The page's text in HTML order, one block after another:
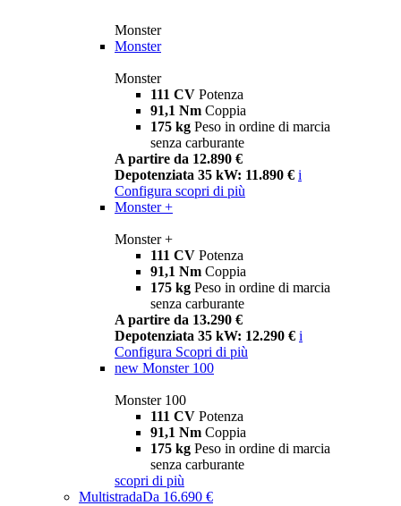
Monster
Monster
Monster
111 CV Potenza
91,1 Nm Coppia
175 kg Peso in ordine di marcia
senza carburante
A partire da 12.890 €
Depotenziata 35 kW: 11.890 € i
Configura scopri di più
Monster +
Monster +
111 CV Potenza
91,1 Nm Coppia
175 kg Peso in ordine di marcia
senza carburante
A partire da 13.290 €
Depotenziata 35 kW: 12.290 € i
Configura Scopri di più
new Monster 100
Monster 100
111 CV Potenza
91,1 Nm Coppia
175 kg Peso in ordine di marcia
senza carburante
scopri di più
MultistradaDa 16.690 €